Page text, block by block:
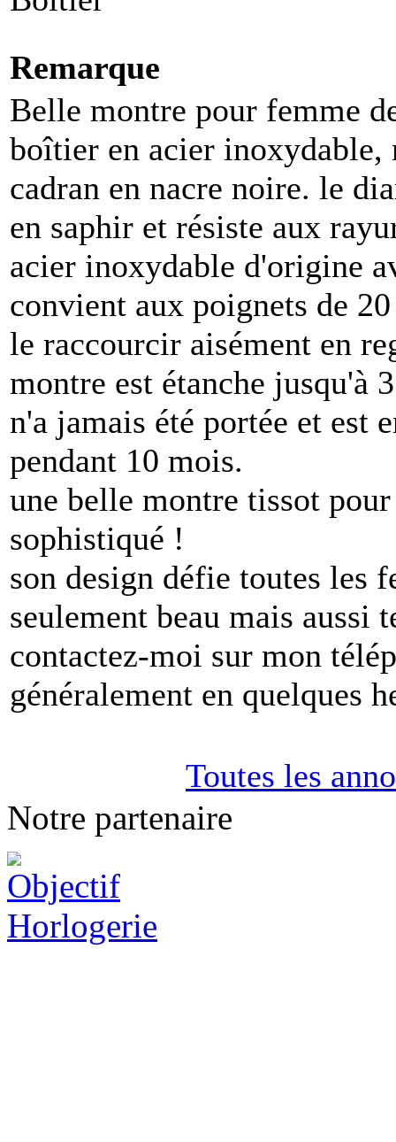
Remarque
Belle montre pour femme
boîtier en acier inoxydable,
cadran en nacre noire. le
en saphir et résiste aux
acier inoxydable d'origine
convient aux poignets de
le raccourcir aisément en
montre est étanche jusqu'à
n'a jamais été portée et est
pendant 10 mois.
une belle montre tissot
sophistiqué !
son design défie toutes les
seulement beau mais aussi
contactez-moi sur mon
généralement en quelques
Toutes les
Notre partenaire